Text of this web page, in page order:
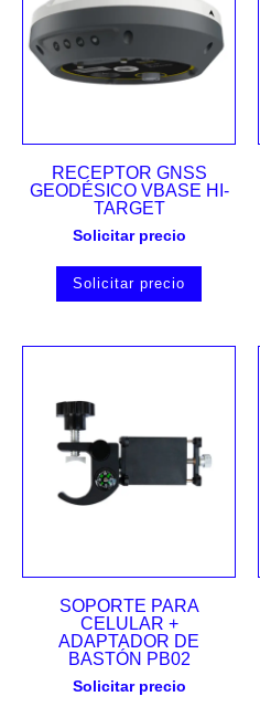
RECEPTOR GNSS
GEODÉSICO VBASE HI-
TARGET
Solicitar precio
Solicitar precio
SOPORTE PARA
CELULAR +
ADAPTADOR DE
BASTÓN PB02
Solicitar precio